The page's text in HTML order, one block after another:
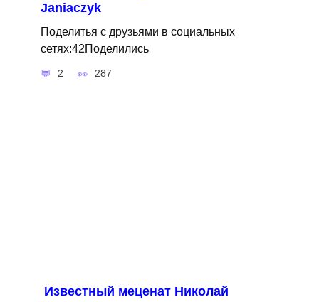
Janiaczyk
Поделитья с друзьями в социальных
сетях:42Поделились
2 287
Известный меценат Николай